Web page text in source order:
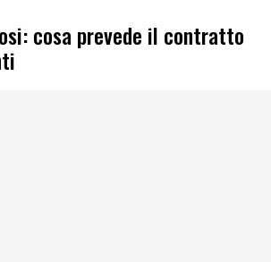
cosa prevede il contratto